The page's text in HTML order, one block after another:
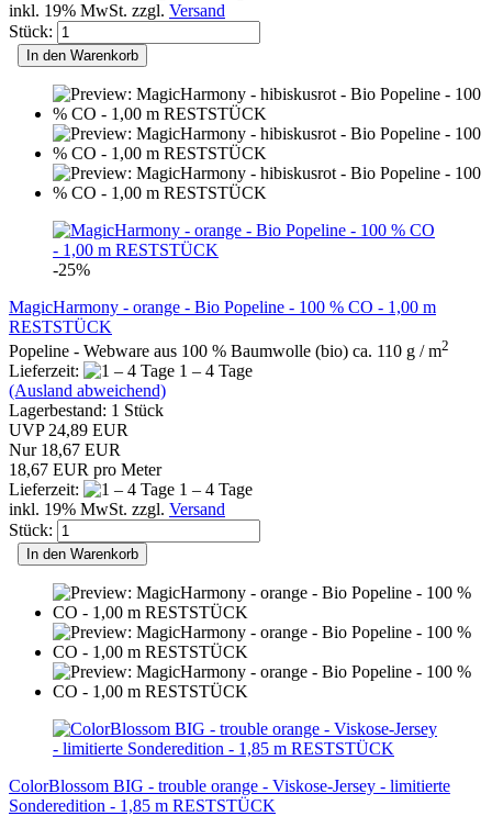
inkl. 19% MwSt. zzgl. Versand
Stück:
In den Warenkorb
-25%
MagicHarmony - orange - Bio Popeline - 100 % CO - 1,00 m
RESTSTÜCK
Popeline - Webware aus 100 % Baumwolle (bio) ca. 110 g / m2
Lieferzeit:
1 – 4 Tage
(Ausland abweichend)
Lagerbestand: 1 Stück
UVP 24,89 EUR
Nur 18,67 EUR
18,67 EUR pro Meter
Lieferzeit:
1 – 4 Tage
inkl. 19% MwSt. zzgl. Versand
Stück:
In den Warenkorb
ColorBlossom BIG - trouble orange - Viskose-Jersey - limitierte
Sonderedition - 1,85 m RESTSTÜCK